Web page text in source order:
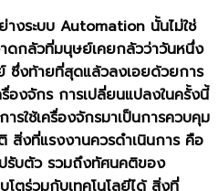
างระบบ Automation นั้นไม่ใช่
าดกลัวที่มนุษย์เคยกลัวว่าวันหนึ่ง
ซึ่งท้ายที่สุดแล้วลงเอยด้วยการ
องจักร การเปลี่ยนแปลงในครั้งนี้
ใช้เครื่องจักรมาเป็นการควบคุม
สิ่งที่แรงงานควรดำเนินการ คือ
รับตัว รวมถึงทัศนคติของ
โตร่วมกับเทคโนโลยีได้ สิ่งที่